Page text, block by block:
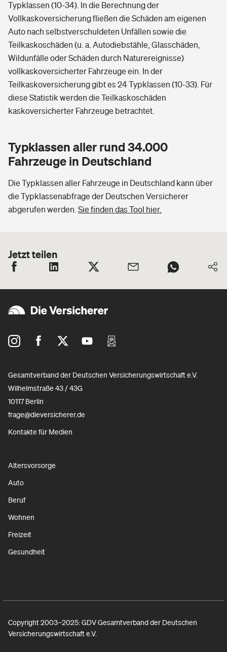
Typklassen (10-34). In die Berechnung der
Vollkaskoversicherung fließen die Schäden am eigenen
Auto nach selbstverschuldeten Unfällen sowie die
Teilkaskoschäden (u. a. Autodiebstähle, Glasschäden,
Wildunfälle oder Schäden durch Naturereignisse)
vollkaskoversicherter Fahrzeuge ein. In der
Teilkaskoversicherung gibt es 24 Typklassen (10-33). Für
diese Statistik werden die Teilkaskoschäden
kaskoversicherter Fahrzeuge betrachtet.
Typklassen aller rund 34.000
Fahrzeuge in Deutschland
Die Typklassen aller Fahrzeuge in Deutschland kann über
die Typklassenabfrage der Deutschen Versicherer
abgerufen werden. Sie finden das Tool hier.
Jetzt teilen
Gesamtverband der Deutschen Versicherungswirtschaft e.V.
Wilhelmstraße 43 / 43G
10117 Berlin
frage@dieversicherer.de
Kontakte für Medien
Altersvorsorge
Auto
Beruf
Wohnen
Freizeit
Gesundheit
Copyright 2003–2025: GDV Gesamtverband der Deutschen
Versicherungswirtschaft e.V.